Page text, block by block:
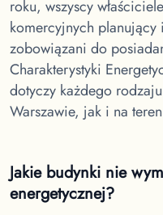
roku, wszyscy
komercyjnych
zobowiązani do
Charakterystyki
dotyczy każdego
Warszawie, jak i na
Jakie budynki nie
energetycznej?